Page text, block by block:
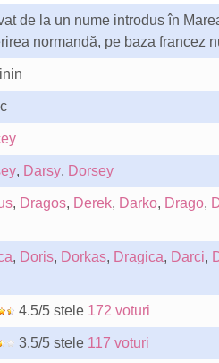
de la un nume introdus în
normandă, pe baza francez
, Darsy, Dorsey
, Dragos, Derek, Darko, Drago,
, Doris, Dorkas, Dragica, Darci,
4.5/5 stele 172 voturi
3.5/5 stele 117 voturi